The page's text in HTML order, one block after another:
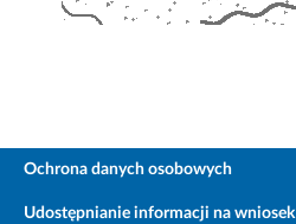
Ochrona danych osobowych
Udostępnianie informacji na wniosek